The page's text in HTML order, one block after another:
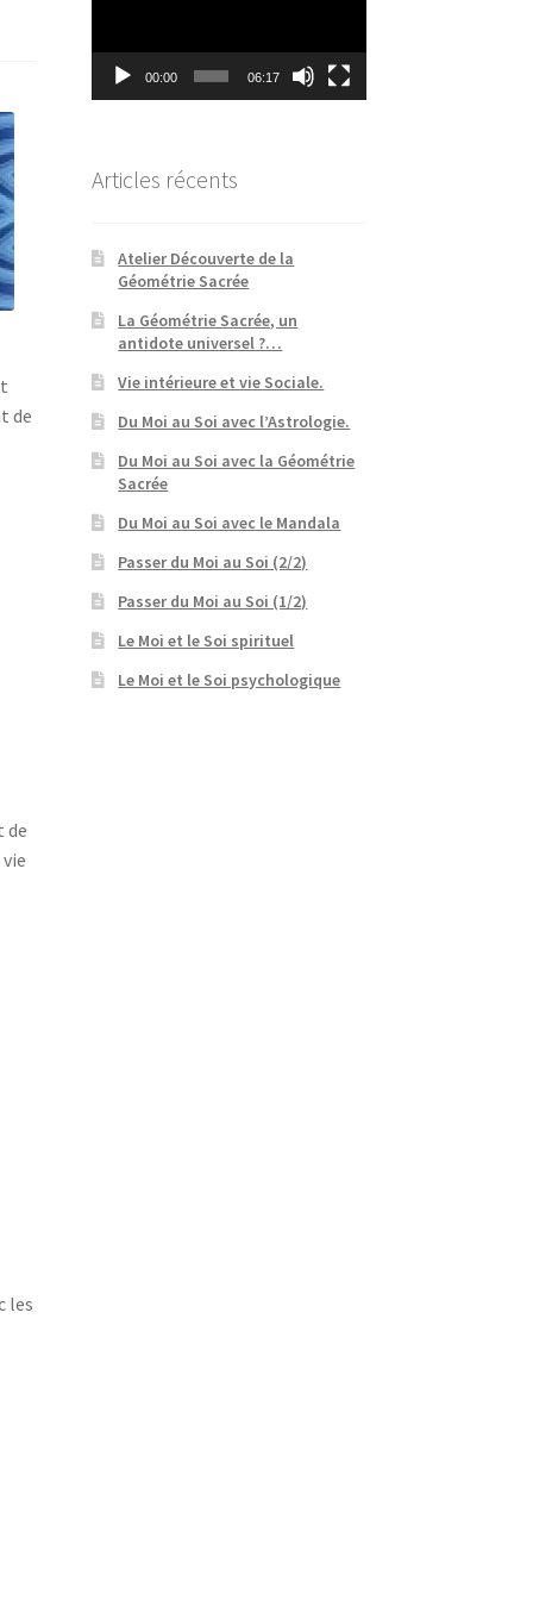
de
de
les
00:00 06:17
Articles récents
Atelier Découverte de la
Géométrie Sacrée
La Géométrie Sacrée, un
antidote universel ?…
Vie intérieure et vie Sociale.
Du Moi au Soi avec l’Astrologie.
Du Moi au Soi avec la Géométrie
Sacrée
Du Moi au Soi avec le Mandala
Passer du Moi au Soi (2/2)
Passer du Moi au Soi (1/2)
Le Moi et le Soi spirituel
Le Moi et le Soi psychologique